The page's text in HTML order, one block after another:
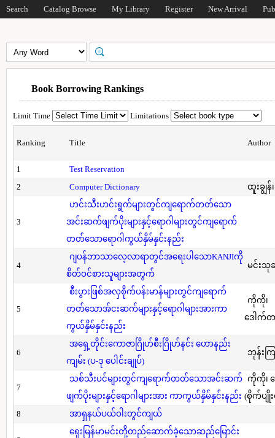
Search Catalog Browse My Library Register New Arrival
Book Borrowing Rankings
Limit Time Limitations
Ranking Title Author
1
Test Reservation
2
Computer Dictionary ထူးချွန်
3
ဟင်းသီးဟင်းရွက်များတွင်ကျရောက်တတ်သော
အင်းဆက်ဖျက်ပိုးများနှင့်ရောဂါများတွင်ကျရောက်
တတ်သောရောဂါကွယ်နှိမ်နှင်းနည်း
4
ဂျပန်ဘာသာလေ့လာရာတွင်အရေးပါသောKANJIကို
စိတ်ဝင်စားသူများအတွက်
မင်းသုခ
5
စီးပွားဖြစ်အလှစိုက်ပန်းမာန်များတွင်ကျရောက်
တတ်သောအ်ငးဆက်များနှင့်ရောဂါများအားကာ
ကွယ်နှိမ်နှင်းနည်း
ကိုကို၊
ဒေါက်တ
6
အရှေ့တိုင်းကောဇာဂြိုဟ်စီးဂြိုဟ်နင်း ဟောနည်း
ကျမ်း (ပ-ဒု ပေါင်းချုပ်)
ဘုန်းက
7
သစ်သီးပင်များတွင်ကျရောက်တတ်သောအင်းဆက်
ဖျက်ပိုးများနှင့်ရောဂါများအား ကာကွယ်နှိမ်နှင်းနည်း
ကိုကို၊
(စိုက်ပျိုး
8
အာရှနယ်ပယ်ဝါးတွင်ကျယ်
ရှေးမြန်မာမင်းတို့တည်ဆောက်ခဲ့သောဆည်မြောင်း